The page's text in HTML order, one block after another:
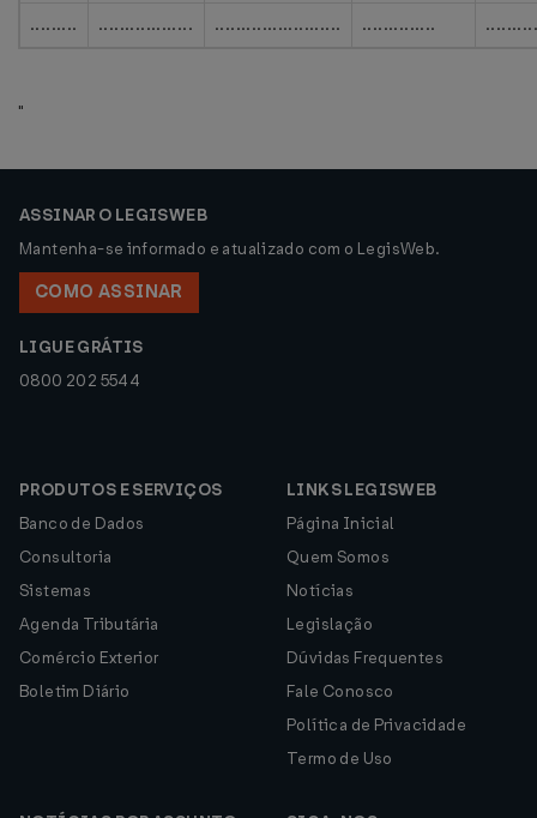
......... .................. ........................ ..............
"
ASSINAR O LEGISWEB
Mantenha-se informado e atualizado com o LegisWeb.
COMO ASSINAR
LIGUE GRÁTIS
0800 202 5544
PRODUTOS E SERVIÇOS
Banco de Dados
Consultoria
Sistemas
Agenda Tributária
Comércio Exterior
Boletim Diário
LINKS LEGISWEB
Página Inicial
Quem Somos
Notícias
Legislação
Dúvidas Frequentes
Fale Conosco
Política de Privacidade
Termo de Uso